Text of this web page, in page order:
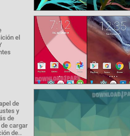
el
de
y
de
cargar
de..